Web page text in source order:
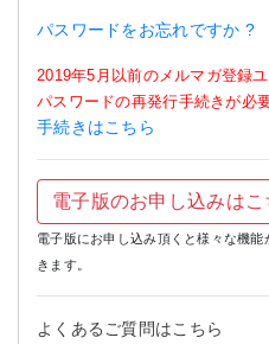
パスワードをお忘れですか ?
2019年5月以前のメルマガ登録
パスワードの再発行手続きが必要
手続きはこちら
電子版のお申し込みはこ
電子版にお申し込み頂くと様々な機
きます。
よくあるご質問はこちら